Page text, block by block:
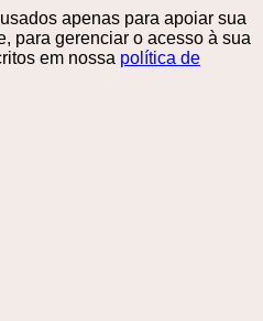
​​apenas para apoiar sua
para gerenciar o acesso à sua
em nossa política de